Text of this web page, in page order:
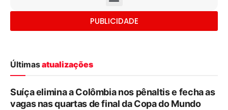
PUBLICIDADE
Últimasatualizações
Suíça elimina a Colômbia nos pênaltis e fecha as
vagas nas quartas de final da Copa do Mundo